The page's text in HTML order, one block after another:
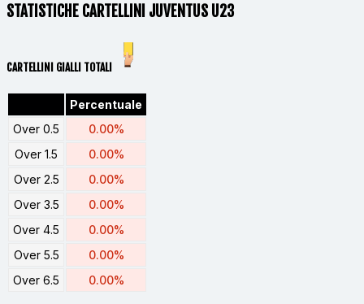
STATISTICHE CARTELLINI JUVENTUS U23
CARTELLINI GIALLI TOTALI
Percentuale
Over 0.5
0.00%
Over 1.5
0.00%
Over 2.5
0.00%
Over 3.5
0.00%
Over 4.5
0.00%
Over 5.5
0.00%
Over 6.5
0.00%